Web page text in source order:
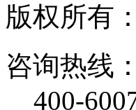
版权所有
咨询热线：
400-